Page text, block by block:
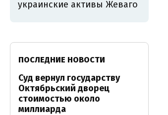
украинские активы Жеваго
ПОСЛЕДНИЕ НОВОСТИ
Суд вернул государству
Октябрьский дворец
стоимостью около
миллиарда